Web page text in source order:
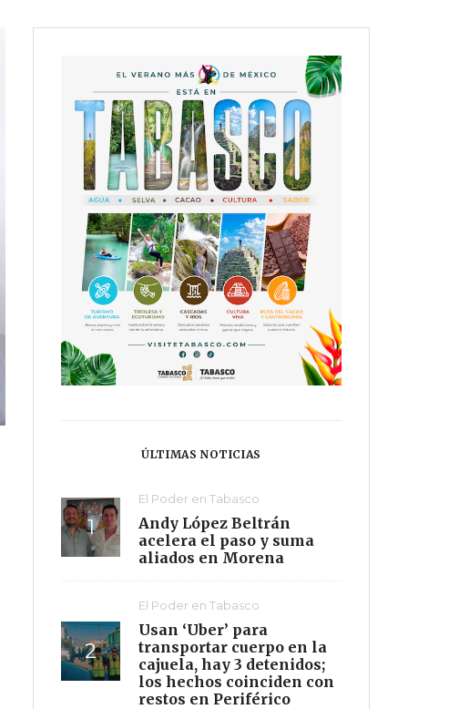
ÚLTIMAS NOTICIAS
El Poder en Tabasco
Andy López Beltrán
acelera el paso y suma
aliados en Morena
El Poder en Tabasco
Usan ‘Uber’ para
transportar cuerpo en la
cajuela, hay 3 detenidos;
los hechos coinciden con
restos en Periférico